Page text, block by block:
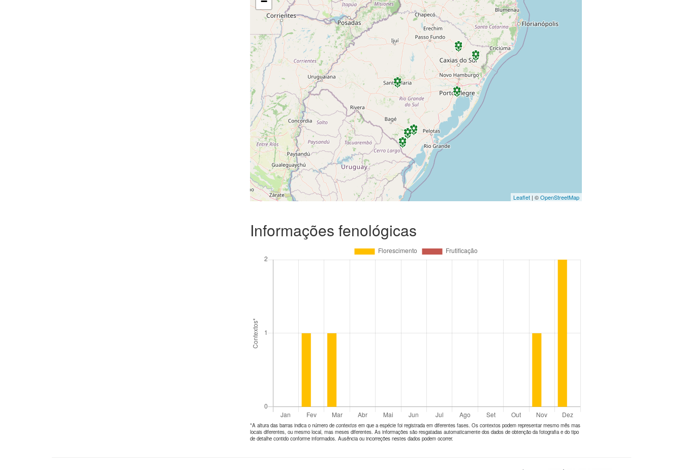
Leaflet| ©OpenStreetMap
Informações fenológicas
*A altura das barras indica o número de contextos em que a espécie foi registrada em diferentes fases. Os contextos podem representar mesmo mês mas
locais diferentes, ou mesmo local, mas meses diferentes. As informações são resgatadas automaticamente dos dados de obtenção da fotografia e do tipo
de detalhe contido conforme informados. Ausência ou incorreções nestes dados podem ocorrer.